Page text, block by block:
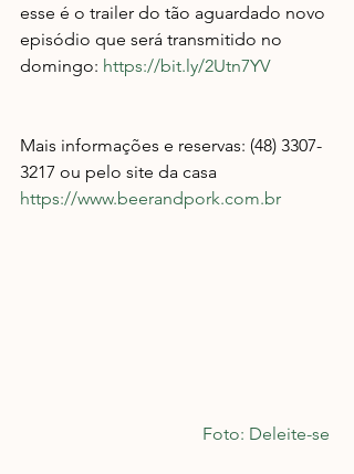
esse é o trailer do tão aguardado novo
episódio que será transmitido no
domingo: https://bit.ly/2Utn7YV
Mais informações e reservas: (48) 3307-
3217 ou pelo site da casa
https://www.beerandpork.com.br
Foto: Deleite-se